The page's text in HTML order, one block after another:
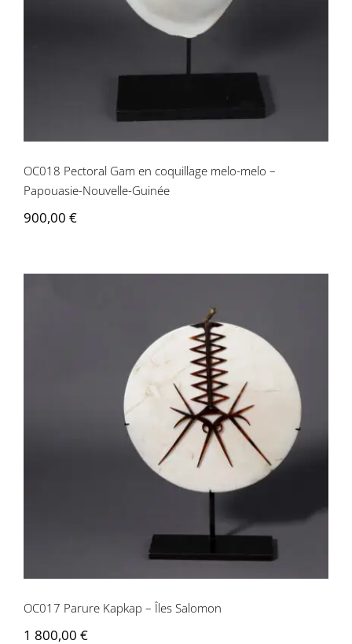
OC018 Pectoral Gam en coquillage melo-melo –
Papouasie-Nouvelle-Guinée
900,00 €
OC017 Parure Kapkap – Îles Salomon
OC017 Parure Kapkap – Îles Salomon
1 800,00 €